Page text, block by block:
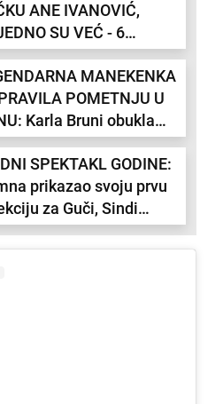
iz pakla koja ju je
da u 14. radi plastične
ANE IVANOVIĆ,
SU VEĆ - 6
"Rešila da ga ne
u Srbiju"MANEKENKA
POMETNJU U
Karla Bruni obukla
za kakvu malo ko
hrabrosti! (FOTO)
SPEKTAKL GODINE:
prikazao svoju prvu
za Guči, Sindi
i Paris Hilton na
(FOTO, VIDEO)